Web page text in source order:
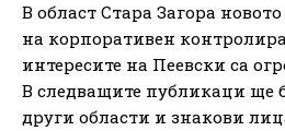
В област Стара Загора
на корпоративен
интересите на Пеевски са
В следващите публикаци ще
други области и знакови